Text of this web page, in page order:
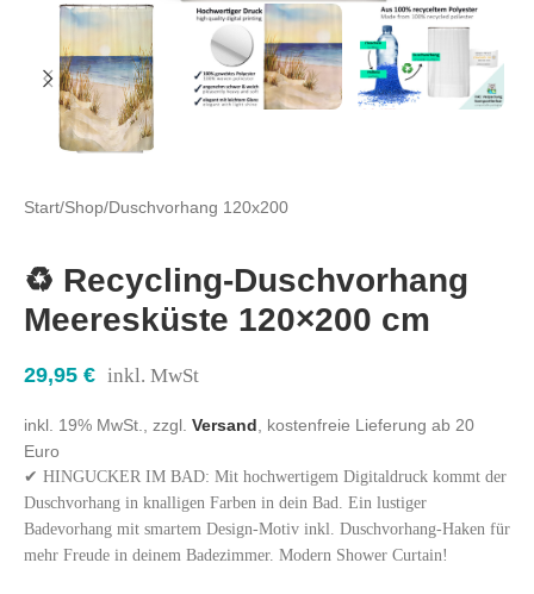
Start/Shop/Duschvorhang 120x200
♻️ Recycling-Duschvorhang
Meeresküste 120×200 cm
29,95 € inkl. MwSt
inkl. 19% MwSt., zzgl. Versand , kostenfreie Lieferung ab 20
Euro
✔ HINGUCKER IM BAD: Mit hochwertigem Digitaldruck kommt der
Duschvorhang in knalligen Farben in dein Bad. Ein lustiger
Badevorhang mit smartem Design-Motiv inkl. Duschvorhang-Haken für
mehr Freude in deinem Badezimmer. Modern Shower Curtain!